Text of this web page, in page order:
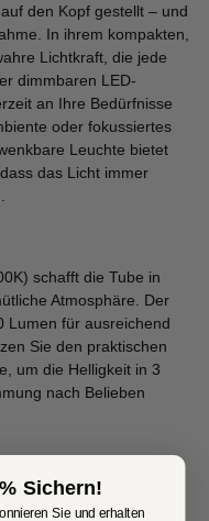
den Kopf gestellt – und
In ihrem kompakten,
Lichtkraft, die jede
dimmbaren LED-
an Ihre Bedürfnisse
oder fokussiertes
Leuchte bietet
das Licht immer
schafft die Tube in
Atmosphäre. Der
Lumen für ausreichend
Sie den praktischen
um die Helligkeit in 3
nach Belieben
Passen Sie das Licht
Sichern!
Sie und erhalten